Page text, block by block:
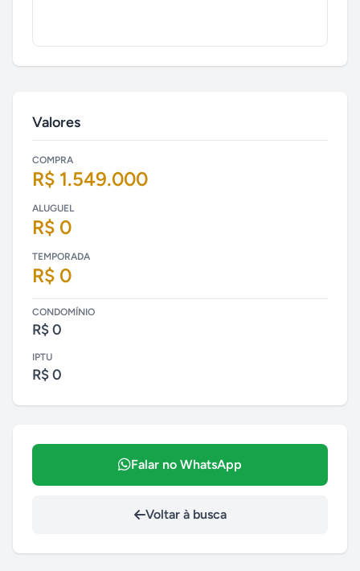
Valores
COMPRA
R$ 1.549.000
ALUGUEL
R$ 0
TEMPORADA
R$ 0
CONDOMÍNIO
R$ 0
IPTU
R$ 0
Falar no WhatsApp
Voltar à busca